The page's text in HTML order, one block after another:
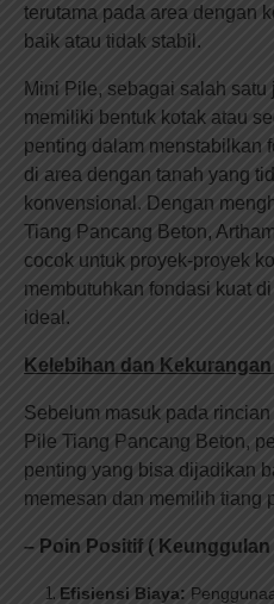
terutama pada area dengan
baik atau tidak stabil.
Mini Pile, sebagai salah
memiliki bentuk kotak atau
penting dalam menstabilkan
di area dengan tanah yang
konvensional. Dengan
Tiang Pancang Beton,
cocok untuk proyek-proyek
membutuhkan fondasi kuat
ideal.
Kelebihan dan
Sebelum masuk pada
Pile Tiang Pancang Beton,
penting yang bisa dijadikan
memesan dan memilih tiang
– Poin Positif ( Keunggulan
Efisiensi Biaya: